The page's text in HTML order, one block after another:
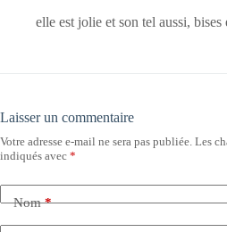
elle est jolie et son tel aussi, bises
Laisser un commentaire
Votre adresse e-mail ne sera pas publiée. Les
indiqués avec *
Nom*